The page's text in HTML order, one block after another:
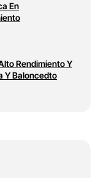
En
Rendimiento Y
Y Baloncedto